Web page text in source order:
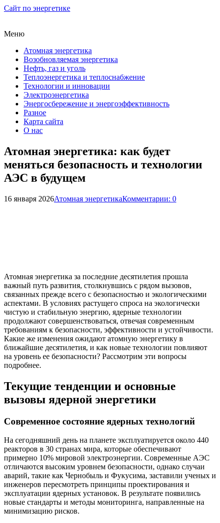
Сайт по энергетике
Меню
Атомная энергетика
Возобновляемая энергетика
Нефть, газ и уголь
Теплоэнергетика и теплоснабжение
Технологии и инновации
Электроэнергетика
Энергосбережение и энергоэффективность
Разное
Карта сайта
О нас
Атомная энергетика: как будет
меняться безопасность и технологии
АЭС в будущем
16 января 2026Атомная энергетикаКомментарии: 0
Атомная энергетика за последние десятилетия прошла
важный путь развития, столкнувшись с рядом вызовов,
связанных прежде всего с безопасностью и экологическими
аспектами. В условиях растущего спроса на экологически
чистую и стабильную энергию, ядерные технологии
продолжают совершенствоваться, отвечая современным
требованиям к безопасности, эффективности и устойчивости.
Какие же изменения ожидают атомную энергетику в
ближайшие десятилетия, и как новые технологии повлияют
на уровень ее безопасности? Рассмотрим эти вопросы
подробнее.
Текущие тенденции и основные
вызовы ядерной энергетики
Современное состояние ядерных технологий
На сегодняшний день на планете эксплуатируется около 440
реакторов в 30 странах мира, которые обеспечивают
примерно 10% мировой электроэнергии. Современные АЭС
отличаются высоким уровнем безопасности, однако случаи
аварий, такие как Чернобыль и Фукусима, заставили ученых и
инженеров пересмотреть принципы проектирования и
эксплуатации ядерных установок. В результате появились
новые стандарты и методы мониторинга, направленные на
минимизацию рисков.